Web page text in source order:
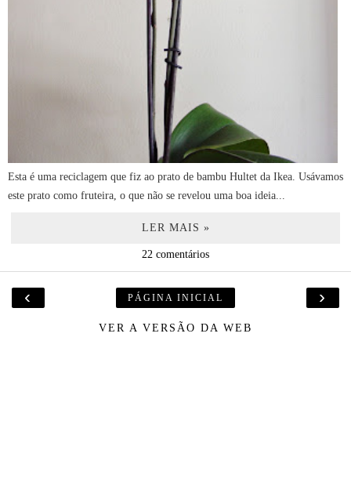
Esta é uma reciclagem que fiz ao prato de bambu Hultet da Ikea. Usávamos
este prato como fruteira, o que não se revelou uma boa ideia...
LER MAIS »
22 comentários
‹ ›
PÁGINA INICIAL
VER A VERSÃO DA WEB